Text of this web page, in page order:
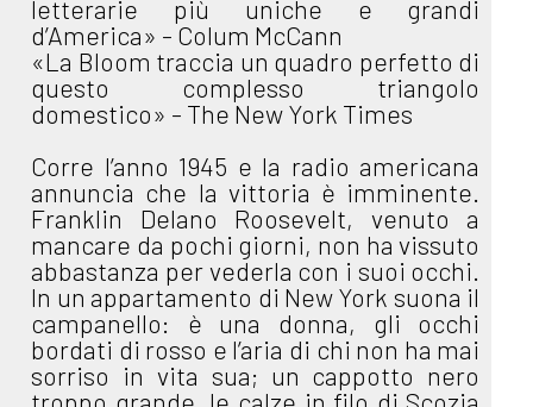
letterarie più uniche e grandi
d’America» - Colum McCann
«La Bloom traccia un quadro perfetto di
questo complesso triangolo
domestico» - The New York Times
Corre l’anno 1945 e la radio americana
annuncia che la vittoria è imminente.
Franklin Delano Roosevelt, venuto a
mancare da pochi giorni, non ha vissuto
abbastanza per vederla con i suoi occhi.
In un appartamento di New York suona il
campanello: è una donna, gli occhi
bordati di rosso e l’aria di chi non ha mai
sorriso in vita sua; un cappotto nero